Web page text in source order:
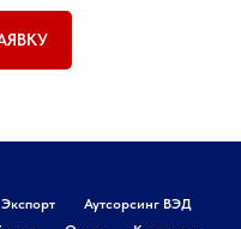
Экспорт
Аутсорсинг ВЭД